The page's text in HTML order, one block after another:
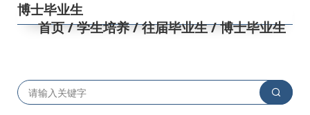
博士毕业生
首页/ 学生培养/ 往届毕业生/ 博士毕业生